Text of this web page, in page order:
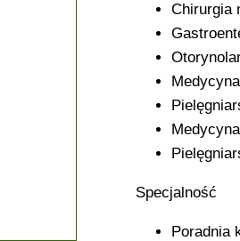
Chirurgia
Specjalność
Poradnia